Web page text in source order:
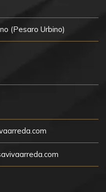
(Pesaro Urbino)